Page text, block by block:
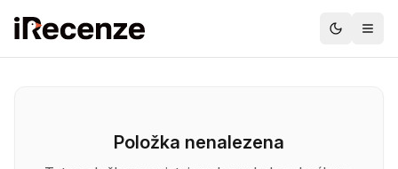
Položka nenalezena